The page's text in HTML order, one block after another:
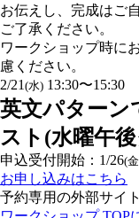
お伝えし、完成はご
ご了承ください。
ワークショップ時に
慮ください。
2/21 (水) 13:30〜15:30
英文パターン
スト(水曜午
申込受付開始：1/26(
お申し込みはこちら
予約専用の外部サイ